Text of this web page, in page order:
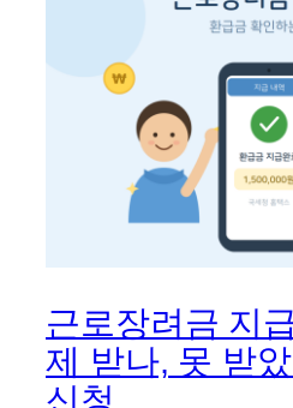
근로장려금 지
제 받나, 못 받
신청